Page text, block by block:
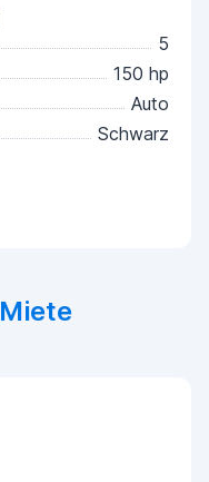
5
150 hp
Auto
Schwarz
Miete